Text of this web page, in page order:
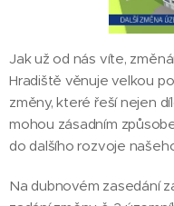
Jak už od nás víte,
Hradiště věnuje velkou
změny, které řeší nejen
mohou zásadním
do dalšího rozvoje
Na dubnovém zasedání